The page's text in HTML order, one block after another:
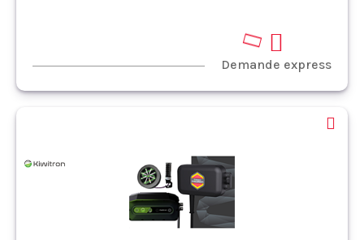
Demande express